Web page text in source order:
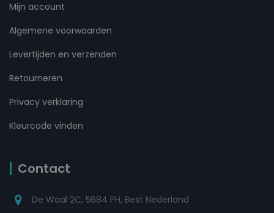
Mijn account
Algemene voorwaarden
Levertijden en verzenden
Retourneren
Privacy verklaring
Kleurcode vinden
Contact
De Waal 2C, 5684 PH, Best Nederland